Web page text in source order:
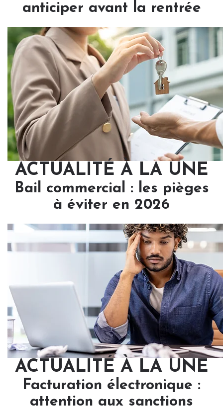
anticiper avant la rentrée
ACTUALITÉ À LA UNE
Bail commercial : les pièges
à éviter en 2026
ACTUALITÉ À LA UNE
Facturation électronique :
attention aux sanctions